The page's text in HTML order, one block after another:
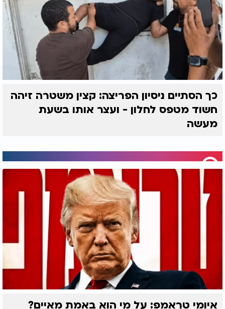
כך הסתיים ניסיון הפריצה: קצין משטרה זיהה
חשוד מטפס לחלון - ועצר אותו בשעת
מעשה
איומי טראמפ: על מי הוא באמת מאיים?